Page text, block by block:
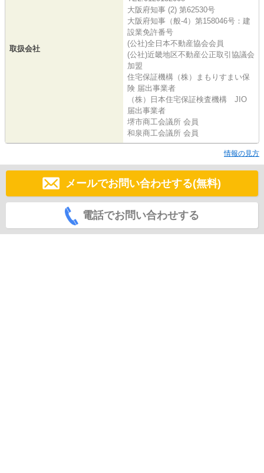
取扱会社
大阪府知事 (2) 第62530号
大阪府知事（般-4）第158046号：建
設業免許番号
(公社)全日本不動産協会会員
(公社)近畿地区不動産公正取引協議会
加盟
住宅保証機構（株）まもりすまい保
険 届出事業者
（株）日本住宅保証検査機構 JIO
届出事業者
堺市商工会議所 会員
和泉商工会議所 会員
情報の見方
メールでお問い合わせする(無料)
電話でお問い合わせする